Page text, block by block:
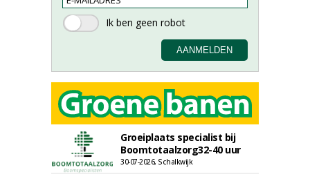
Groeiplaats specialist bij
Boomtotaalzorg32-40 uur
30-07-2026, Schalkwijk